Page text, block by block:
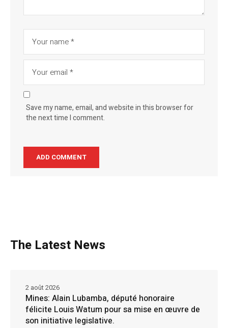
Save my name, email, and website in this browser for
the next time I comment.
The Latest News
Mines: Alain Lubamba, député honoraire
félicite Louis Watum pour sa mise en œuvre de
son initiative legislative.
2 août 2026